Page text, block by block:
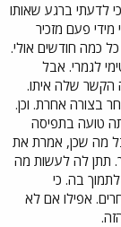
לדעתי ברגע שאותו
פעם מזכיר
כמה חודשים אולי.
לגמרי. אבל
הקשר שלה איתו.
בצורה אחרת. וכן.
טועה בתפיסה
מה שכן, אמרת את
תתן לה לעשות מה
בה. כי
אפילו אם לא